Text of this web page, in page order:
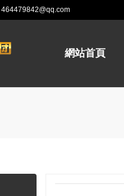
464479842@qq.com
網站首頁